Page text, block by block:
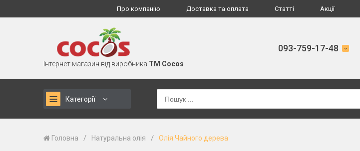
Про компанію Доставка та оплата Статті Акції
Інтернет магазин від виробника TM Cocos
093-759-17-48
Категорії
Головна / Натуральна олія / Олія Чайного дерева